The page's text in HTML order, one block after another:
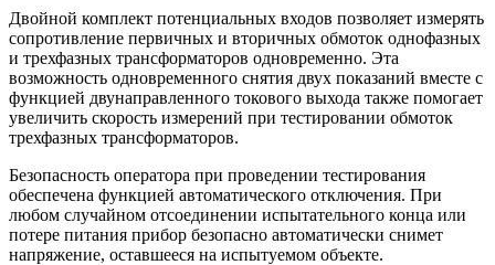
Двойной комплект потенциальных входов позволяет измерять
сопротивление первичных и вторичных обмоток однофазных
и трехфазных трансформаторов одновременно. Эта
возможность одновременного снятия двух показаний вместе с
функцией двунаправленного токового выхода также помогает
увеличить скорость измерений при тестировании обмоток
трехфазных трансформаторов.
Безопасность оператора при проведении тестирования
обеспечена функцией автоматического отключения. При
любом случайном отсоединении испытательного конца или
потере питания прибор безопасно автоматически снимет
напряжение, оставшееся на испытуемом объекте.